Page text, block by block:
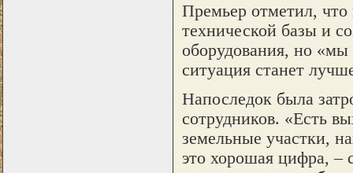
Премьер отметил, что
технической базы и
оборудования, но «мы
ситуация станет
Напоследок была
сотрудников. «Есть
земельные участки,
это хорошая цифра, –